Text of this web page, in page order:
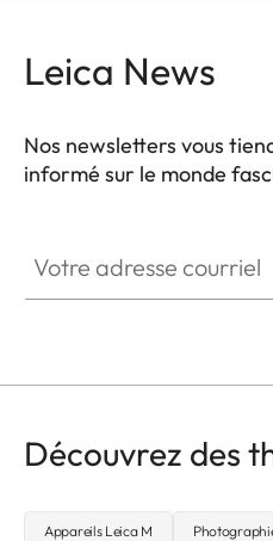
Leica News
Nos newsletters vous
informé sur le monde
Découvrez des
Appareils Leica M